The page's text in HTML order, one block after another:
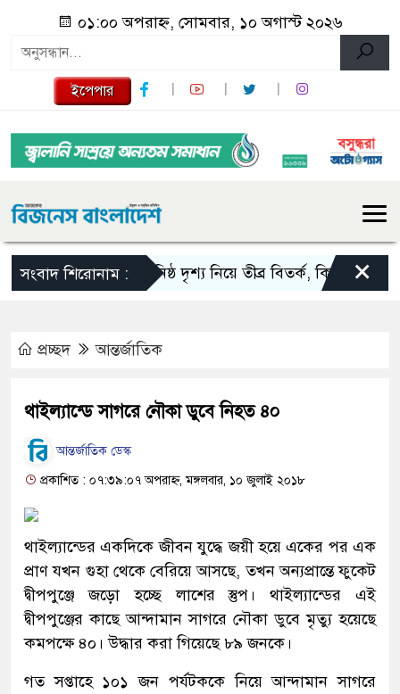
০১:০০ অপরাহ্ন, সোমবার, ১০ অগাস্ট ২০২৬
ইপেপার
সংবাদ শিরোনাম :ঘনিষ্ঠ দৃশ্য নিয়ে তীব্র বিতর্ক, কিয়ারার পাশে×
প্রচ্ছদ আন্তর্জাতিক
থাইল্যান্ডে সাগরে নৌকা ডুবে নিহত ৪০
আন্তর্জাতিক ডেস্ক
প্রকাশিত : ০৭:৩৯:০৭ অপরাহ্ন, মঙ্গলবার, ১০ জুলাই ২০১৮
থাইল্যান্ডের একদিকে জীবন যুদ্ধে জয়ী হয়ে একের পর এক
প্রাণ যখন গুহা থেকে বেরিয়ে আসছে, তখন অন্যপ্রান্তে ফুকেট
দ্বীপপুঞ্জে জড়ো হচ্ছে লাশের স্তুপ। থাইল্যান্ডের এই
দ্বীপপুঞ্জের কাছে আন্দামান সাগরে নৌকা ডুবে মৃত্যু হয়েছে
কমপক্ষে ৪০। উদ্ধার করা গিয়েছে ৮৯ জনকে।
গত সপ্তাহে ১০১ জন পর্যটককে নিয়ে আন্দামান সাগরে